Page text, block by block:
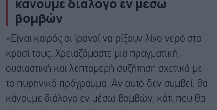
κάνουμε διάλογο εν μέσω
βομβών
«Είναι καιρός οι Ιρανοί να ρίξουν λίγο νερό στο
κρασί τους. Χρειαζόμαστε μια πραγματική,
ουσιαστική και λεπτομερή συζήτηση σχετικά με
το πυρηνικό πρόγραμμα. Αν αυτό δεν συμβεί, θα
κάνουμε διάλογο εν μέσω βομβών, κάτι που θα